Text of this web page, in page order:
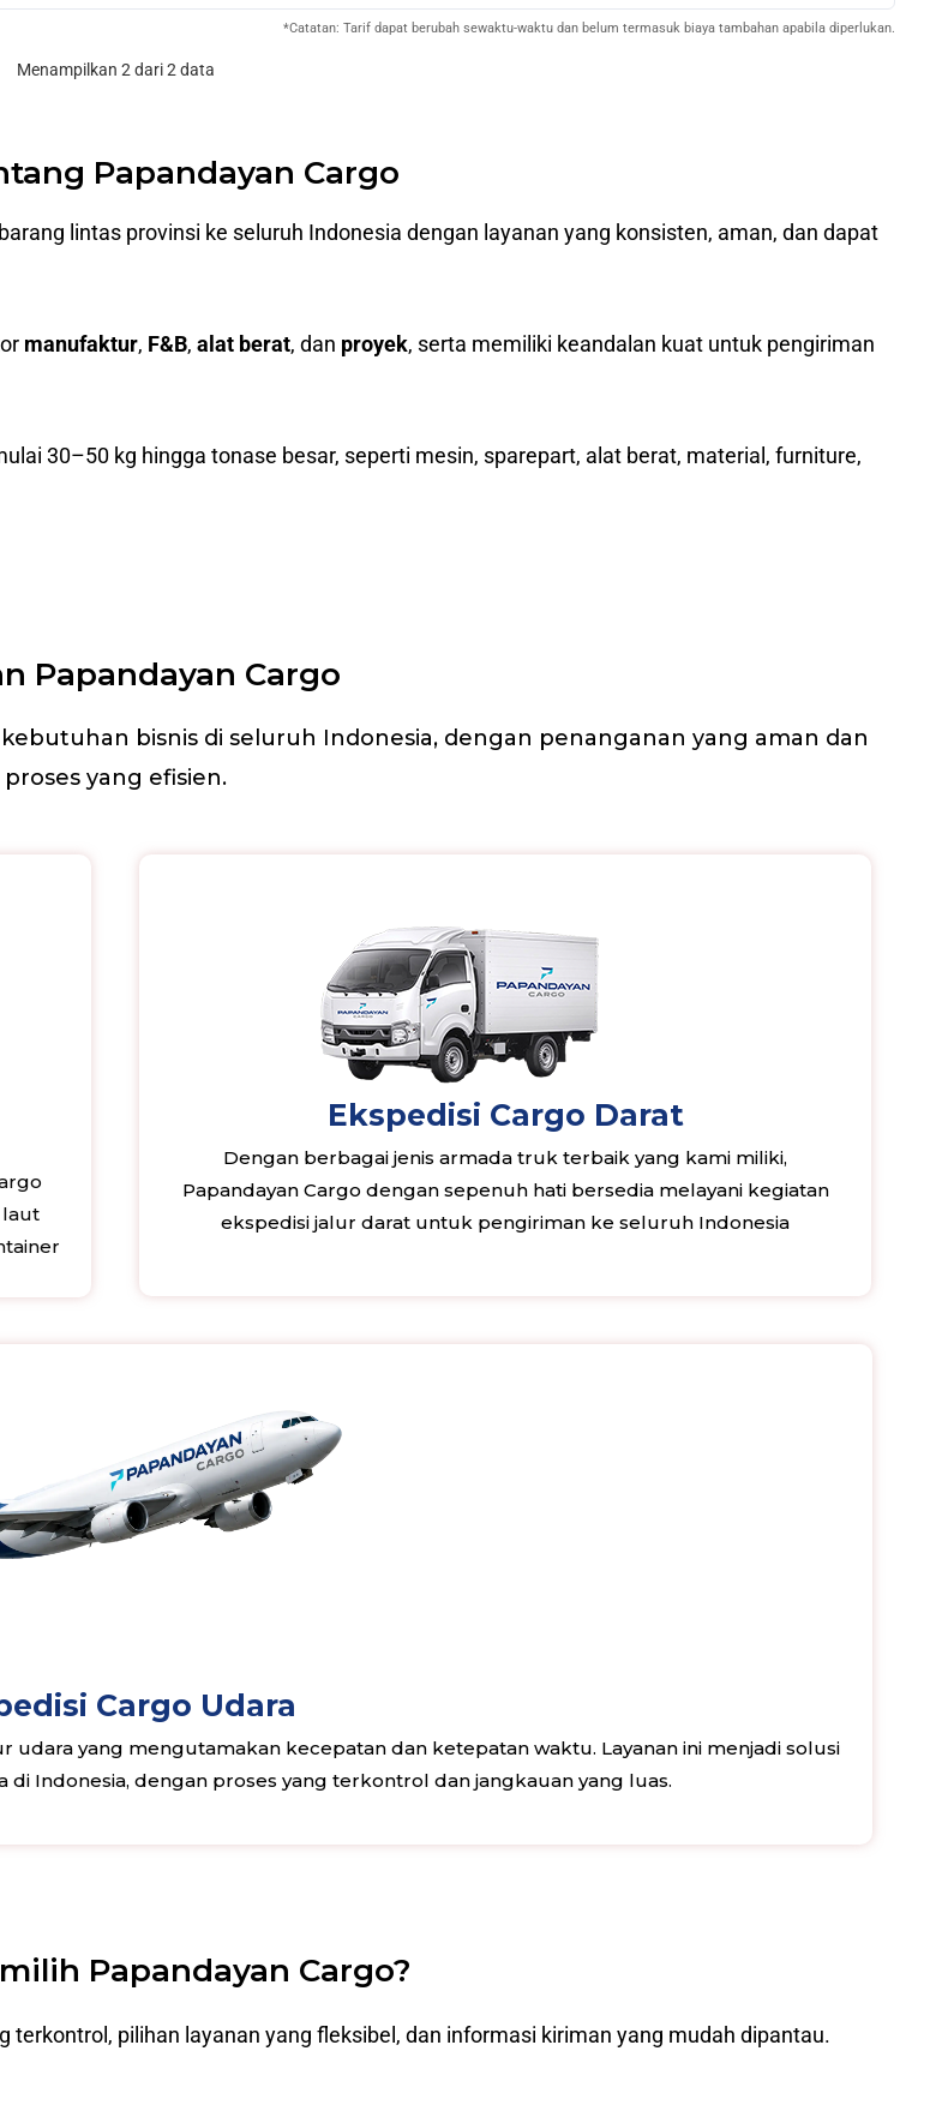
*Catatan: Tarif dapat berubah sewaktu-waktu dan belum termasuk biaya tambahan apabila diperlukan.
Menampilkan 2 dari 2 data
Papandayan Cargo
lintas provinsi ke seluruh Indonesia dengan layanan yang konsisten, aman, dan dapat
manufaktur, F&B, alat berat, dan proyek, serta memiliki keandalan kuat untuk pengiriman
30–50 kg hingga tonase besar, seperti mesin, sparepart, alat berat, material, furniture,
Papandayan Cargo
bisnis di seluruh Indonesia, dengan penanganan yang aman dan
proses yang efisien.
Ekspedisi Cargo Darat
Dengan berbagai jenis armada truk terbaik yang kami miliki,
Papandayan Cargo dengan sepenuh hati bersedia melayani kegiatan
ekspedisi jalur darat untuk pengiriman ke seluruh Indonesia
Cargo Udara
udara yang mengutamakan kecepatan dan ketepatan waktu. Layanan ini menjadi solusi
Indonesia, dengan proses yang terkontrol dan jangkauan yang luas.
Papandayan Cargo?
pilihan layanan yang fleksibel, dan informasi kiriman yang mudah dipantau.